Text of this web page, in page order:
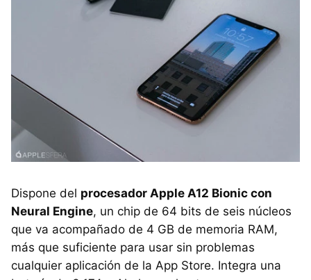
Dispone del procesador Apple A12 Bionic con
Neural Engine, un chip de 64 bits de seis núcleos
que va acompañado de 4 GB de memoria RAM,
más que suficiente para usar sin problemas
cualquier aplicación de la App Store. Integra una